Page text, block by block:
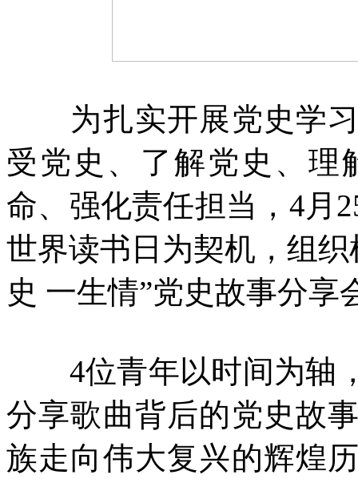
为扎实开展党史学习
受党史、了解党史、理
命、强化责任担当，4月
世界读书日为契机，组
史 一生情”党史故事分享
4位青年以时间为轴，
分享歌曲背后的党史故
族走向伟大复兴的辉煌